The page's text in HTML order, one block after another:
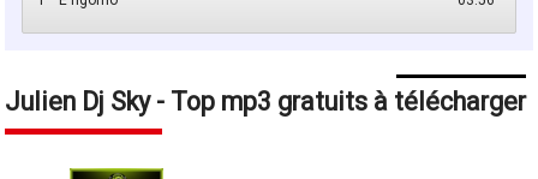
Julien Dj Sky - Top mp3 gratuits à télécharger